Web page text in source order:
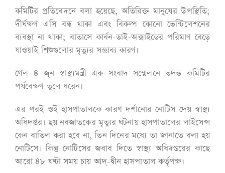
কমিটির প্রতিবেদনে বলা হয়েছে, অতিরিক্ত মানুষের উপস্থিতি;
দীর্ঘক্ষণ এসি বন্ধ থাকা এবং বিকল্প কোনো ভেন্টিলেশনের
ব্যবস্থা না থাকা; বাতাসে কার্বন-ডাই-অক্সাইডের পরিমাণ বেড়ে
যাওয়াই শিশুগুলোর মৃত্যুর সম্ভাব্য কারণ।
গেল ৪ জুন স্বাস্থ্যমন্ত্রী এক সংবাদ সম্মেলনে তদন্ত কমিটির
পর্যবেক্ষণ তুলে ধরেন।
এর পরই ওই হাসপাতালকে কারণ দর্শানোর নোটিস দেয় স্বাস্থ্য
অধিদপ্তর। ছয় নবজাতকের মৃত্যুর ঘটনায় হাসপাতালের লাইসেন্স
কেন বাতিল করা হবে না, তিন দিনের মধ্যে তা জানাতে বলা হয়
নোটিসে। কিন্তু নোটিসের জবাব দিতে স্বাস্থ্য অধিদপ্তরের কাছে
আরো ৪৮ ঘণ্টা সময় চায় আদ্-দ্বীন হাসপাতাল কর্তৃপক্ষ।